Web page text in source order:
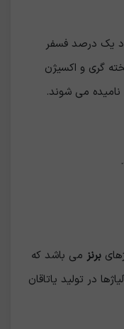
قلع و حدود یک درصد فسفر
گری و اکسیژن
نامیده می شوند.
برنز می باشد که
در تولید یاتاقان